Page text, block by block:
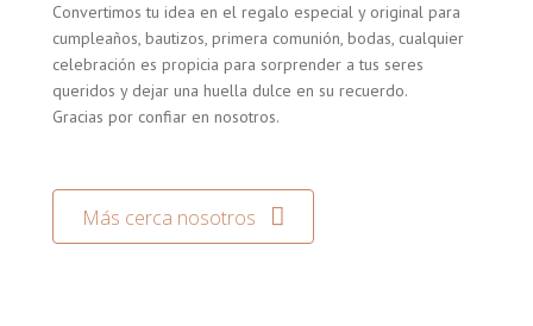
Convertimos tu idea en el regalo especial y original para
cumpleaños, bautizos, primera comunión, bodas, cualquier
celebración es propicia para sorprender a tus seres
queridos y dejar una huella dulce en su recuerdo.
Gracias por confiar en nosotros.
Más cerca nosotros